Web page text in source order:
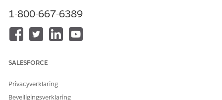
1-800-667-6389
SALESFORCE
Privacyverklaring
Beveiligingsverklaring